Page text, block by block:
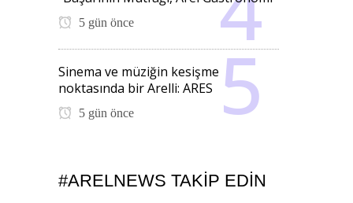
5 gün önce
Sinema ve müziğin kesişme
noktasında bir Arelli: ARES
5 gün önce
#ARELNEWS TAKIP EDIN